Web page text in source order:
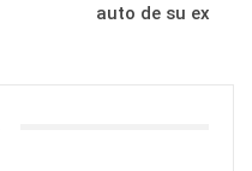
auto de su ex